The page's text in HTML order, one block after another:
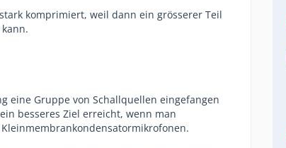
komprimiert, weil dann ein grösserer Teil
eine Gruppe von Schallquellen eingefangen
besseres Ziel erreicht, wenn man